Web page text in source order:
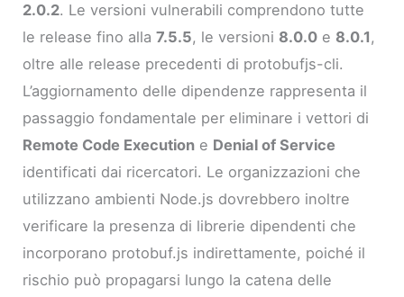
2.0.2. Le versioni vulnerabili comprendono tutte
le release fino alla7.5.5, le versioni 8.0.0 e 8.0.1,
oltre alle release precedenti di protobufjs-cli.
L’aggiornamento delle dipendenze rappresenta il
passaggio fondamentale per eliminare i vettori di
Remote Code Execution e Denial of Service
identificati dai ricercatori. Le organizzazioni che
utilizzano ambienti Node.js dovrebbero inoltre
verificare la presenza di librerie dipendenti che
incorporano protobuf.js indirettamente, poiché il
rischio può propagarsi lungo la catena delle